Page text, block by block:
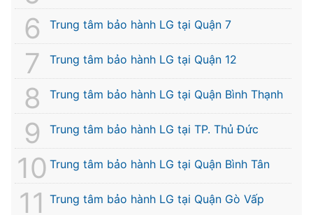
Trung tâm bảo hành LG tại Quận 7
Trung tâm bảo hành LG tại Quận 12
Trung tâm bảo hành LG tại Quận Bình Thạnh
Trung tâm bảo hành LG tại TP. Thủ Đức
Trung tâm bảo hành LG tại Quận Bình Tân
Trung tâm bảo hành LG tại Quận Gò Vấp